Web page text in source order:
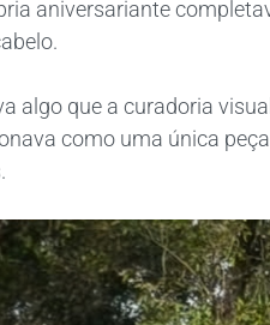
aniversariante
algo que a curadoria
como uma única